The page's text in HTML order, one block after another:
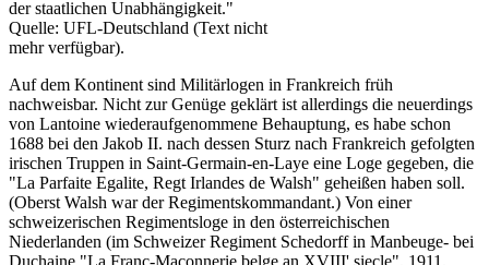
der staatlichen Unabhängigkeit."
Quelle: UFL-Deutschland (Text nicht
mehr verfügbar).
Auf dem Kontinent sind Militärlogen in Frankreich früh
nachweisbar. Nicht zur Genüge geklärt ist allerdings die neuerdings
von Lantoine wiederaufgenommene Behauptung, es habe schon
1688 bei den Jakob II. nach dessen Sturz nach Frankreich gefolgten
irischen Truppen in Saint-Germain-en-Laye eine Loge gegeben, die
"La Parfaite Egalite, Regt Irlandes de Walsh" geheißen haben soll.
(Oberst Walsh war der Regimentskommandant.) Von einer
schweizerischen Regimentsloge in den österreichischen
Niederlanden (im Schweizer Regiment Schedorff in Manbeuge- bei
Duchaine "La Franc-Maçonnerie belge an XVIII' siecle", 1911,